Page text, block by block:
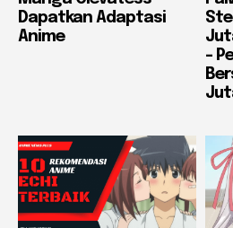
Dapatkan Adaptasi
Anime
–